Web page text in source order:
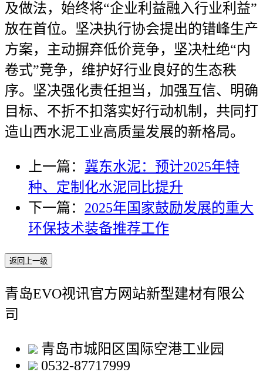
及做法，始终将“企业利益融入行业利益”
放在首位。坚决执行协会提出的错峰生产
方案，主动摒弃低价竞争，坚决杜绝“内
卷式”竞争，维护好行业良好的生态秩
序。坚决强化责任担当，加强互信、明确
目标、不折不扣落实好行动机制，共同打
造山西水泥工业高质量发展的新格局。
上一篇： 冀东水泥：预计2025年特
种、定制化水泥同比提升
下一篇： 2025年国家鼓励发展的重大
环保技术装备推荐工作
返回上一级
青岛EVO视讯官方网站新型建材有限公
司
青岛市城阳区国际空港工业园
0532-87717999